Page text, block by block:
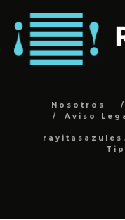
Nosotros
Aviso